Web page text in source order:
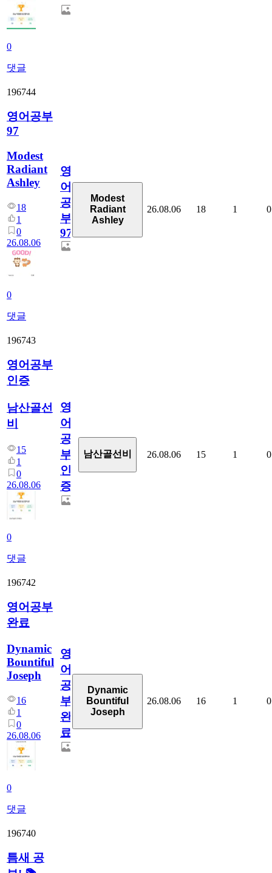
0
댓글
196744
영어공부
97
Modest
Radiant
Ashley
18
1
0
26.08.06
0
댓글
영
어
공
부
97
Modest
Radiant
Ashley
26.08.06 18 1 0
196743
영어공부
인증
남산골선
비
15
1
0
26.08.06
0
댓글
영
어
공
부
인
증
남산골선비 26.08.06 15 1 0
196742
영어공부
완료
Dynamic
Bountiful
Joseph
16
1
0
26.08.06
0
댓글
영
어
공
부
완
료
Dynamic
Bountiful
Joseph
26.08.06 16 1 0
196740
틈새 공